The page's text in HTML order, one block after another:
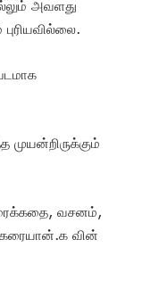
அவளது
முயன்றிருக்கும்
வசனம்,
வின்